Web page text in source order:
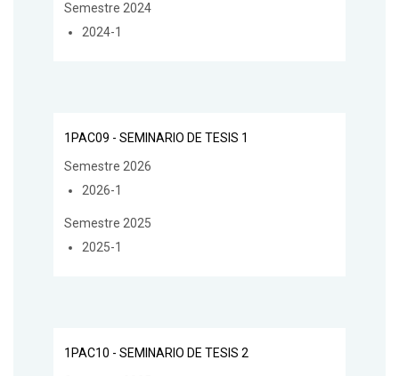
Semestre 2024
2024-1
1PAC09 - SEMINARIO DE TESIS 1
Semestre 2026
2026-1
Semestre 2025
2025-1
1PAC10 - SEMINARIO DE TESIS 2